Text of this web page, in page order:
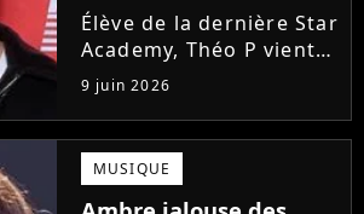
Élève de la dernière Star
Academy, Théo P vient
de sortir son premier
single Garçon solide. En
interview, l'ancien
candidat se livre à
coeur ouvert sur
9 juin 2026
MUSIQUE